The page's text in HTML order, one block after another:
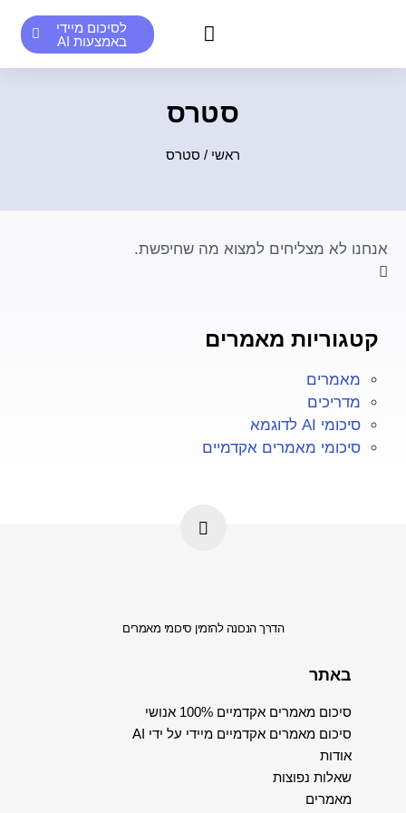
לסיכום מיידי
באמצעות AI
סטרס
ראשי / סטרס
אנחנו לא מצליחים למצוא מה שחיפשת.
קטגוריות מאמרים
מאמרים
מדריכים
סיכומי AI לדוגמא
סיכומי מאמרים אקדמיים
הדרך הנכונה להזמין סיכומי מאמרים
באתר
סיכום מאמרים אקדמיים 100% אנושי
סיכום מאמרים אקדמיים מיידי על ידי AI
אודות
שאלות נפוצות
מאמרים